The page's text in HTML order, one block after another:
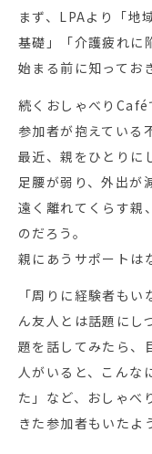
まず、LPAより「地
基礎」「介護疲れに
始まる前に知ってお
続くおしゃべりCafé
参加者が抱えている
最近、親をひとりに
足腰が弱り、外出が
遠く離れてくらす親
のだろう。
親にあうサポートは
「周りに経験者も
ん友人とは話題にし
題を話してみたら、
人がいると、こんな
た」など、おしゃべ
きた参加者もいたよ